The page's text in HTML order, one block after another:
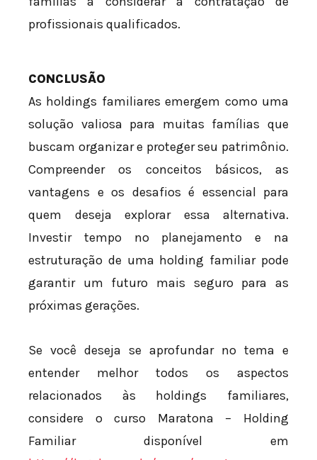
profissionais qualificados.
CONCLUSÃO
As holdings familiares emergem como uma
solução valiosa para muitas famílias que
buscam organizar e proteger seu patrimônio.
Compreender os conceitos básicos, as
vantagens e os desafios é essencial para
quem deseja explorar essa alternativa.
Investir tempo no planejamento e na
estruturação de uma holding familiar pode
garantir um futuro mais seguro para as
próximas gerações.
Se você deseja se aprofundar no tema e
entender melhor todos os aspectos
relacionados às holdings familiares,
considere o curso Maratona – Holding
Familiar disponível em